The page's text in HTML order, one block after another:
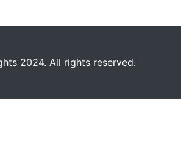
2024. All rights reserved.